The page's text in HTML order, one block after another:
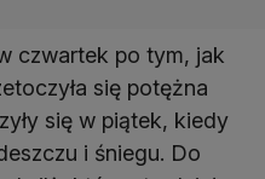
czwartek po tym, jak
się potężna
się w piątek, kiedy
i śniegu. Do